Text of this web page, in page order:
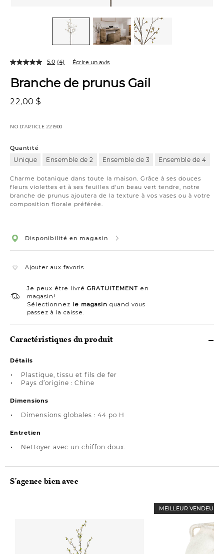
Branche de prunus Gail
22,00 $
NO D’ARTICLE 221900
Charme botanique dans toute la maison. Grâce à ses douces
fleurs violettes et à ses feuilles d'un beau vert tendre, notre
branche de prunus ajoutera de la texture à vos vases ou à votre
composition florale préférée.
5.0 (4) Écrire un avis
Quantité
Unique Ensemble de 2 Ensemble de 3 Ensemble de 4
Disponibilité en magasin
Ajouter aux favoris
Je peux être livré GRATUITEMENT en
magasin!
Sélectionnez le magasin quand vous
passez à la caisse.
Caractéristiques du produit
Détails
Plastique, tissu et fils de fer
Pays d’origine : Chine
Dimensions
Dimensions globales : 44 po H
Entretien
Nettoyer avec un chiffon doux.
S'agence bien avec
MEILLEUR VENDEUR